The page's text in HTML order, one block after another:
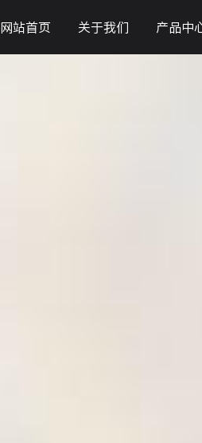
网站首页 关于我们 产品中